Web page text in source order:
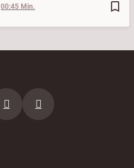
bookmark_border
00:45 Min.